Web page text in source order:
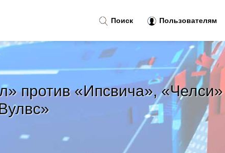
против «Ипсвича», «Челси»
Поиск Пользователям